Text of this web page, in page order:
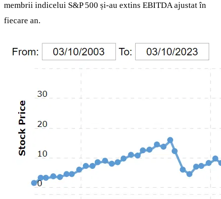
membrii indicelui S&P 500 și-au extins EBITDA ajustat în
fiecare an.